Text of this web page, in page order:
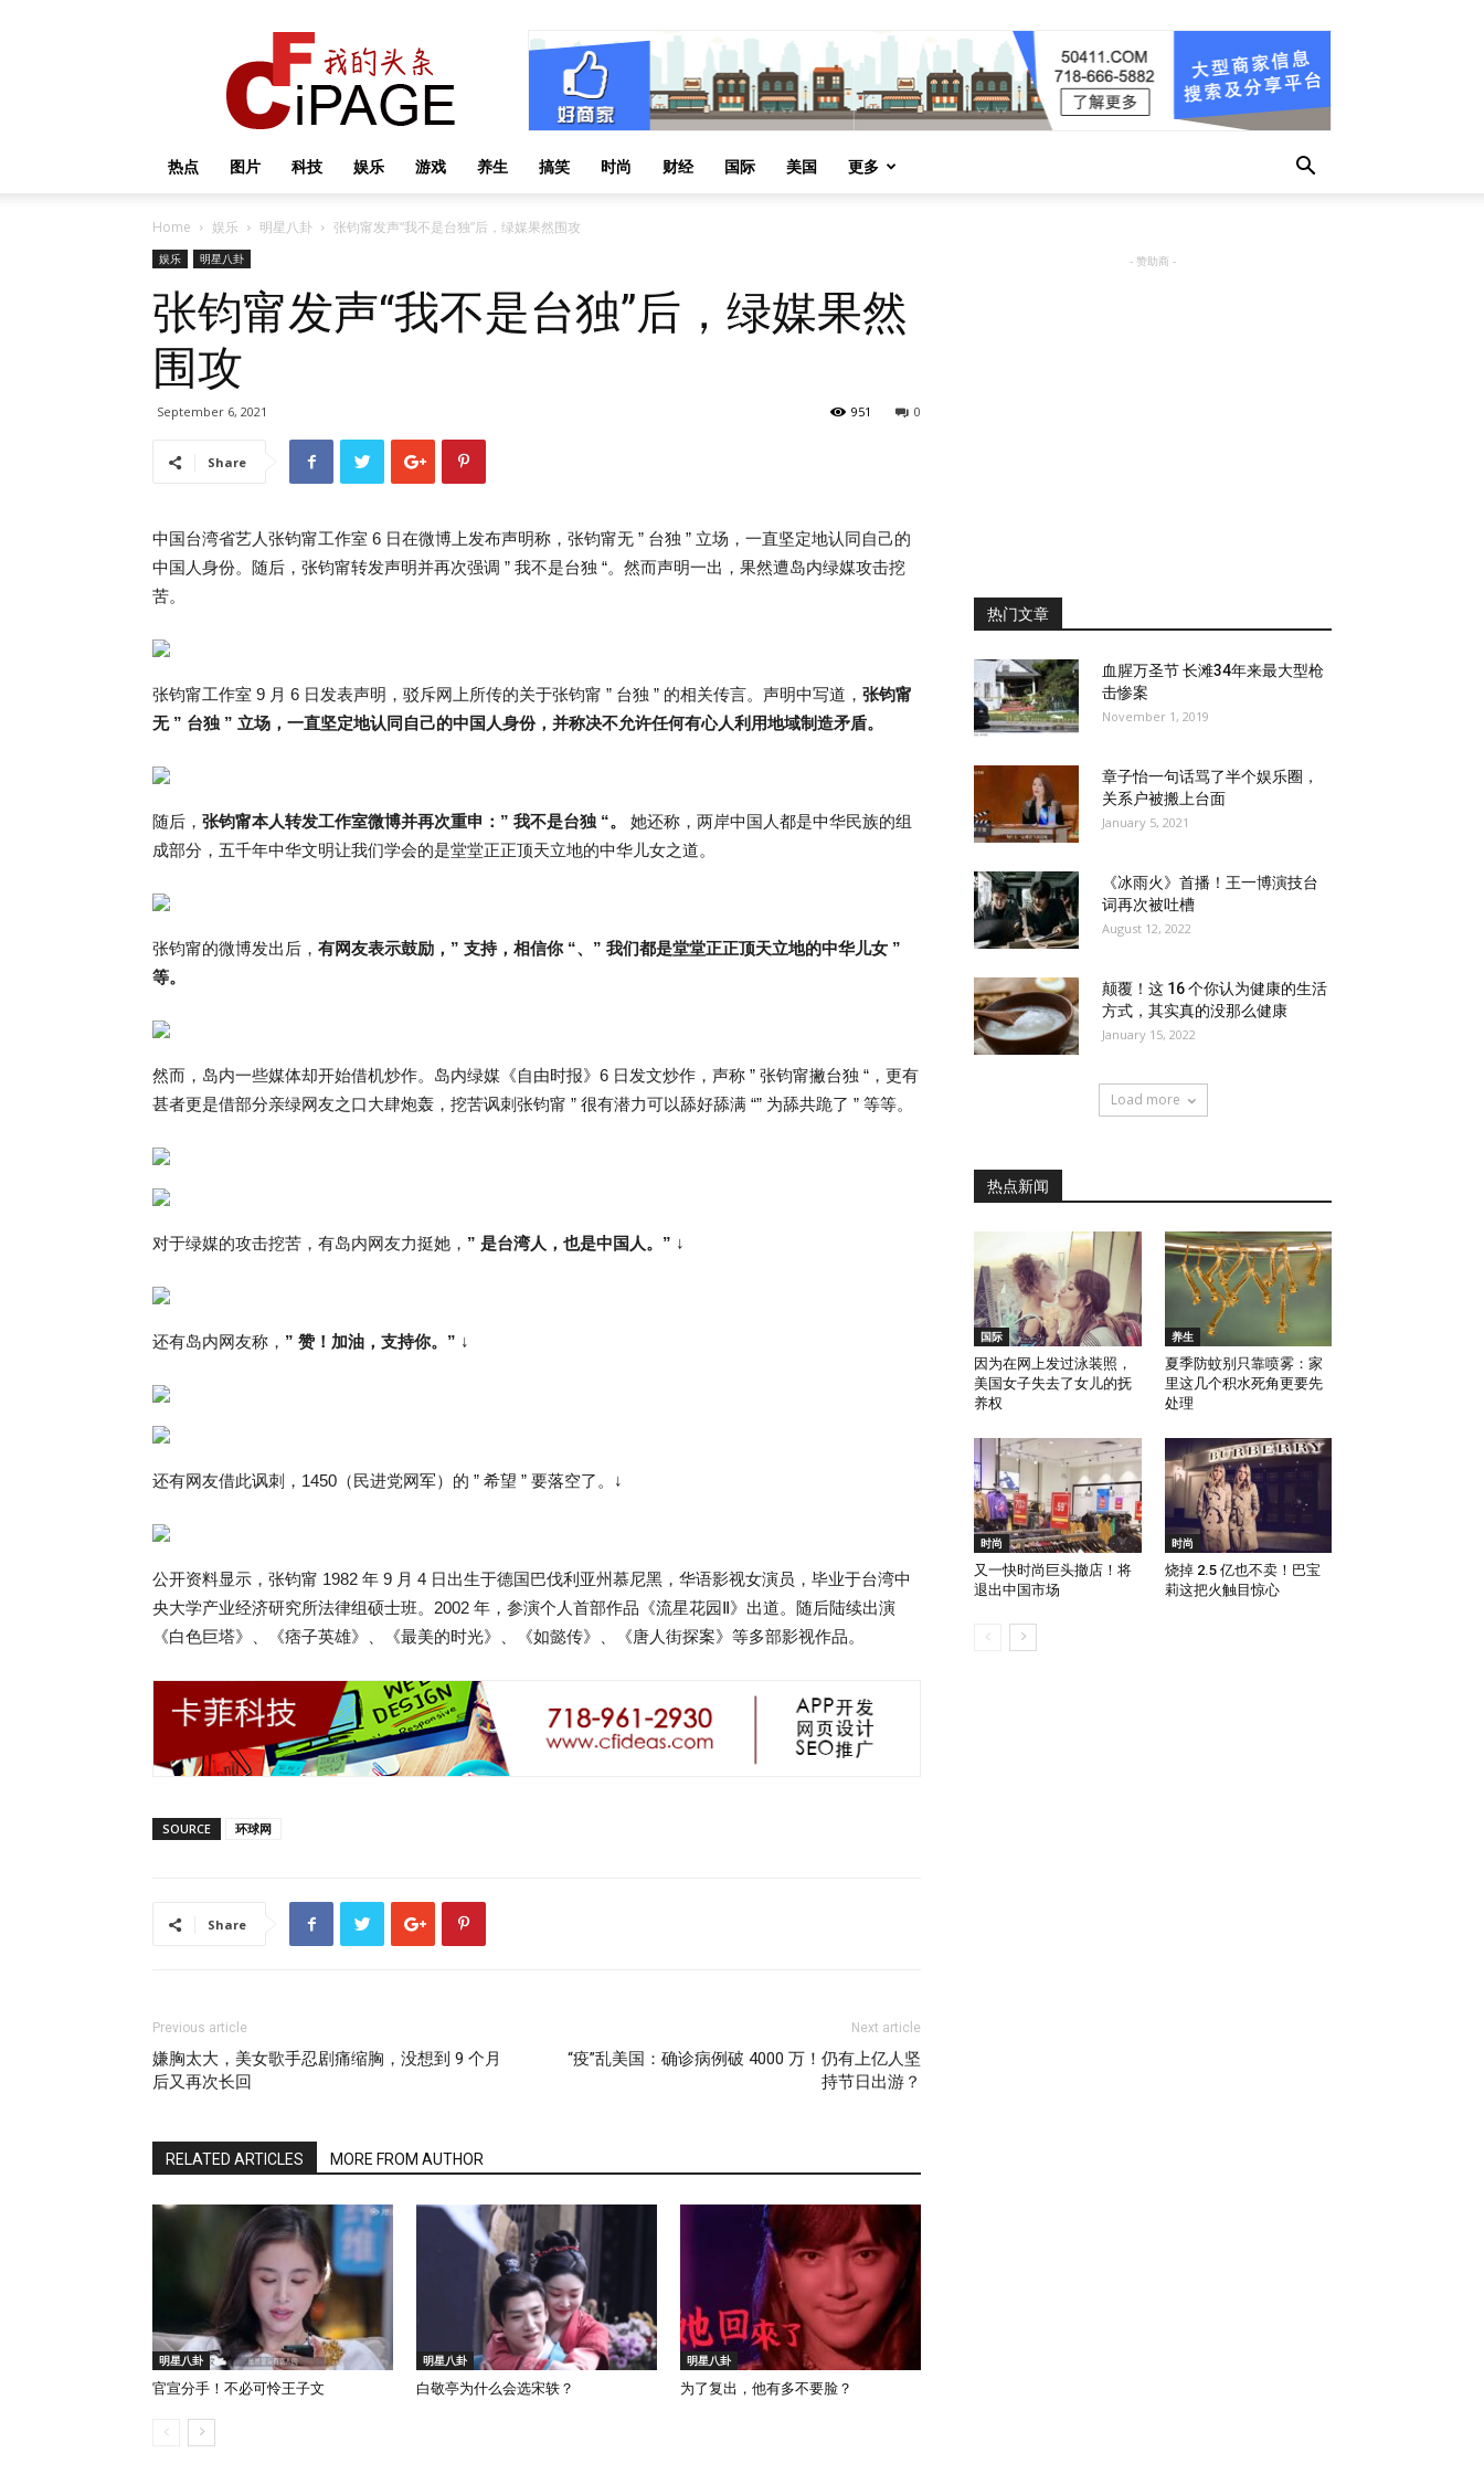
热点 图片 科技 娱乐 游戏 养生 搞笑 时尚 财经 国际 美国 更多
Home 娱乐 明星八卦 张钧甯发声“我不是台独”后，绿媒果然围攻
娱乐 明星八卦
张钧甯发声“我不是台独”后，绿媒果然
围攻
September 6, 2021 0
951
Share
中国台湾省艺人张钧甯工作室 6 日在微博上发布声明称，张钧甯无 ” 台独 ” 立场，一直坚定地认同自己的
中国人身份。随后，张钧甯转发声明并再次强调 ” 我不是台独 “。然而声明一出，果然遭岛内绿媒攻击挖
苦。
张钧甯工作室 9 月 6 日发表声明，驳斥网上所传的关于张钧甯 ” 台独 ” 的相关传言。声明中写道， 张钧甯
无 ” 台独 ” 立场，一直坚定地认同自己的中国人身份，并称决不允许任何有心人利用地域制造矛盾。
随后， 张钧甯本人转发工作室微博并再次重申：” 我不是台独 “。
她还称，两岸中国人都是中华民族的组
成部分，五千年中华文明让我们学会的是堂堂正正顶天立地的中华儿女之道。
张钧甯的微博发出后， 有网友表示鼓励，” 支持，相信你 “、” 我们都是堂堂正正顶天立地的中华儿女 ”
等。
然而，岛内一些媒体却开始借机炒作。岛内绿媒《自由时报》6 日发文炒作，声称 ” 张钧甯撇台独 “，更有
甚者更是借部分亲绿网友之口大肆炮轰，挖苦讽刺张钧甯 ” 很有潜力可以舔好舔满 “” 为舔共跪了 ” 等等。
对于绿媒的攻击挖苦，有岛内网友力挺她， ” 是台湾人，也是中国人。” ↓
还有岛内网友称， ” 赞！加油，支持你。” ↓
还有网友借此讽刺，1450（民进党网军）的 ” 希望 ” 要落空了。↓
公开资料显示，张钧甯 1982 年 9 月 4 日出生于德国巴伐利亚州慕尼黑，华语影视女演员，毕业于台湾中
央大学产业经济研究所法律组硕士班。2002 年，参演个人首部作品《流星花园Ⅱ》出道。随后陆续出演
《白色巨塔》、《痞子英雄》、《最美的时光》、《如懿传》、《唐人街探案》等多部影视作品。
SOURCE 环球网
Share
Previous article
嫌胸太大，美女歌手忍剧痛缩胸，没想到 9 个月
后又再次长回
Next article
“疫”乱美国：确诊病例破 4000 万！仍有上亿人坚
持节日出游？
RELATED ARTICLES MORE FROM AUTHOR
明星八卦
官宣分手！不必可怜王子文
明星八卦
白敬亭为什么会选宋轶？
明星八卦
为了复出，他有多不要脸？
- 赞助商 -
热门文章
血腥万圣节 长滩34年来最大型枪
击惨案
November 1, 2019
章子怡一句话骂了半个娱乐圈，
关系户被搬上台面
January 5, 2021
《冰雨火》首播！王一博演技台
词再次被吐槽
August 12, 2022
颠覆！这 16 个你认为健康的生活
方式，其实真的没那么健康
January 15, 2022
Load more
热点新闻
国际
因为在网上发过泳装照，
美国女子失去了女儿的抚
养权
养生
夏季防蚊别只靠喷雾：家
里这几个积水死角更要先
处理
时尚
又一快时尚巨头撤店！将
退出中国市场
时尚
烧掉 2.5 亿也不卖！巴宝
莉这把火触目惊心